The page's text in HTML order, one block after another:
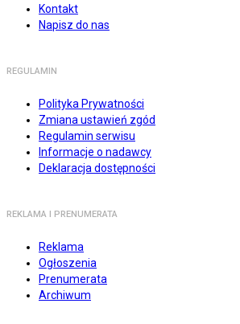
Kontakt
Napisz do nas
REGULAMIN
Polityka Prywatności
Zmiana ustawień zgód
Regulamin serwisu
Informacje o nadawcy
Deklaracja dostępności
REKLAMA I PRENUMERATA
Reklama
Ogłoszenia
Prenumerata
Archiwum